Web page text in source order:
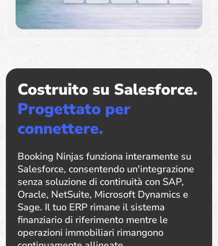
Costruito su Salesforce.
Progettato per
connettere.
Booking Ninjas funziona interamente su
Salesforce, consentendo un'integrazione
senza soluzione di continuità con SAP,
Oracle, NetSuite, Microsoft Dynamics e
Sage. Il tuo ERP rimane il sistema
finanziario di riferimento mentre le
operazioni immobiliari rimangono